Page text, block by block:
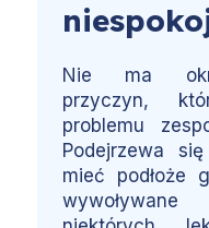
Nie ma
przyczyn,
problemu
Podejrzewa
mieć podłoże